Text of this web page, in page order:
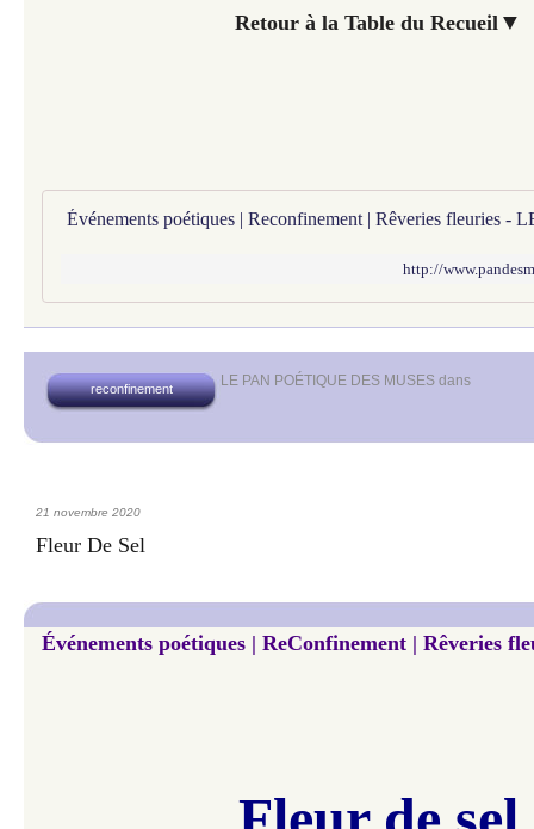
Retour à la Table du Recueil ▼
http://
LE PAN POÉTIQUE DES MUSES dans
reconfinement
21 novembre 2020
Fleur De Sel
Événements poétiques | ReConfinement | Rêveries